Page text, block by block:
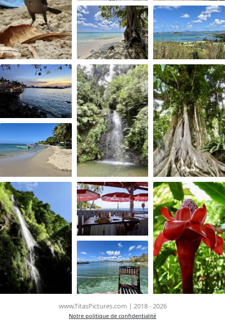
www.TitasPictures.com | 2018 - 2026
Notre politique de confidentialité